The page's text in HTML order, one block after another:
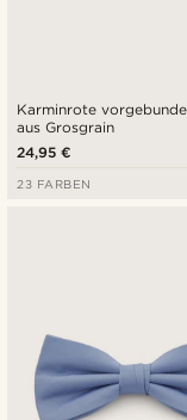
Karminrote
aus Grosgrain
24,95 €
23 FARBEN